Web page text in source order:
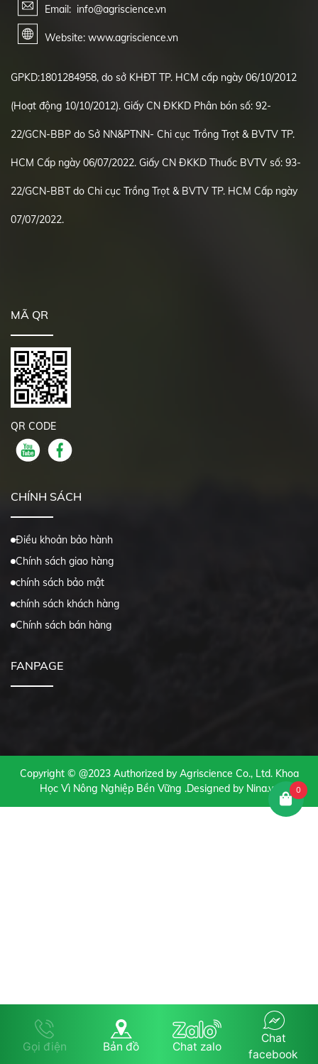
Email: info@agriscience.vn
Website: www.agriscience.vn
GPKD:1801284958, do sở KHĐT TP. HCM cấp ngày 06/10/2012
(Hoạt động 10/10/2012). Giấy CN ĐKKD Phân bón số: 92-
22/GCN-BBP do Sở NN&PTNN- Chi cục Trồng Trọt & BVTV TP.
HCM Cấp ngày 06/07/2022. Giấy CN ĐKKD Thuốc BVTV số: 93-
22/GCN-BBT do Chi cục Trồng Trọt & BVTV TP. HCM Cấp ngày
07/07/2022.
MÃ QR
QR CODE
CHÍNH SÁCH
Điều khoản bảo hành
Chính sách giao hàng
chính sách bảo mật
chính sách khách hàng
Chính sách bán hàng
FANPAGE
Copyright © @2023 Authorized by Agriscience Co., Ltd. Khoa
Học Vì Nông Nghiệp Bền Vững .Designed by Nina.vn 0
Gọi điện Bản đồ Chat zalo
Chat
facebook